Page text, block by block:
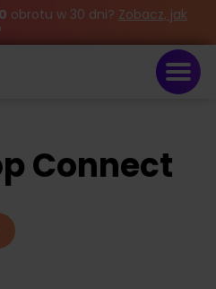
obrotu w 30 dni? Zobacz, jak
Connect